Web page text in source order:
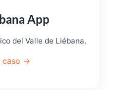
App
del Valle de Liébana.
caso →